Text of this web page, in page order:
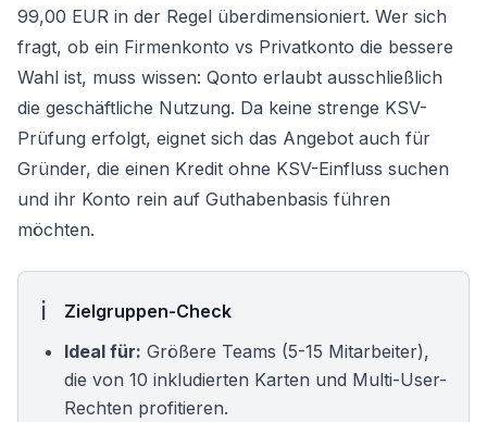
99,00 EUR in der Regel überdimensioniert. Wer sich
fragt, ob ein Firmenkonto vs Privatkonto die bessere
Wahl ist, muss wissen: Qonto erlaubt ausschließlich
die geschäftliche Nutzung. Da keine strenge KSV-
Prüfung erfolgt, eignet sich das Angebot auch für
Gründer, die einen Kredit ohne KSV-Einfluss suchen
und ihr Konto rein auf Guthabenbasis führen
möchten.
Zielgruppen-Check
Ideal für: Größere Teams (5-15 Mitarbeiter),
die von 10 inkludierten Karten und Multi-User-
Rechten profitieren.